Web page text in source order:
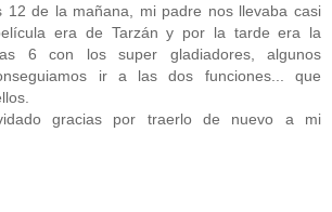
12 de la mañana, mi padre nos llevaba casi
era de Tarzán y por la tarde era la
6 con los super gladiadores, algunos
ir a las dos funciones... que
gracias por traerlo de nuevo a mi